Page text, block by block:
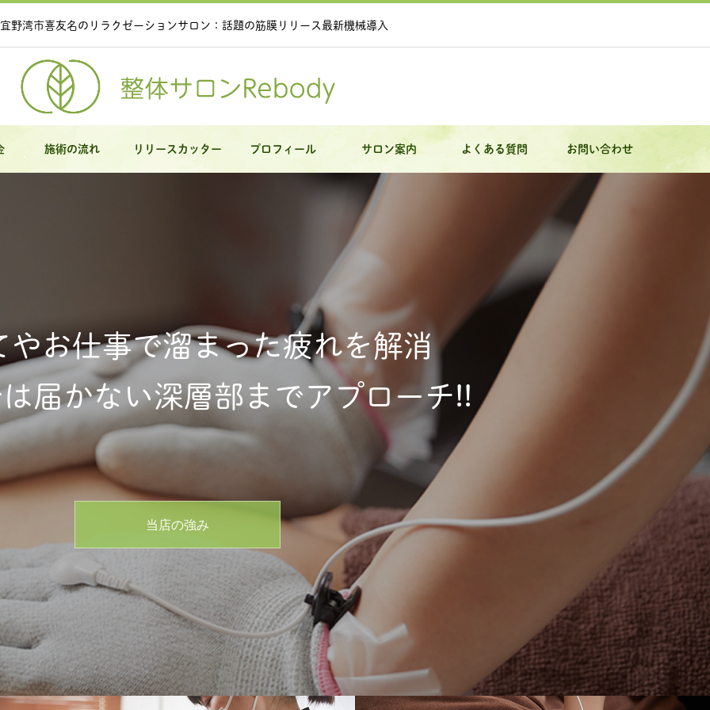
野湾市喜友名のリラクゼーションサロン：話題の筋膜リリース最新機械導入
施術の流れ リリースカッター プロフィール サロン案内 よくある質問 お問い合わせ
やお仕事で溜まった疲れを解消
届かない深層部までアプローチ!!
当店の強み